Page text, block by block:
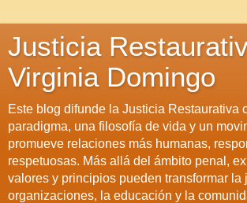
Justicia
Virginia Domingo
Este blog difunde la Justicia Restaurativa
paradigma, una filosofía de vida y un
promueve relaciones más humanas,
respetuosas. Más allá del ámbito penal,
valores y principios pueden transformar la
organizaciones, la educación y la